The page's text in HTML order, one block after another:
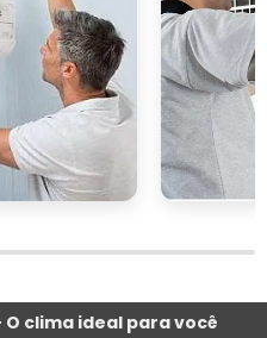
coil é uma prática
ambiente que
de climatização
sejam seguidas,
é possível assegurar
clima ideal para você